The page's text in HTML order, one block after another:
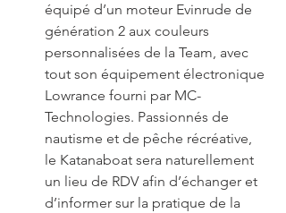
équipé d’un moteur Evinrude de
génération 2 aux couleurs
personnalisées de la Team, avec
tout son équipement électronique
Lowrance fourni par MC-
Technologies. Passionnés de
nautisme et de pêche récréative,
le Katanaboat sera naturellement
un lieu de RDV afin d’échanger et
d’informer sur la pratique de la